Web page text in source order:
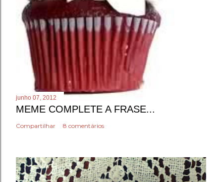
junho 07, 2012
MEME COMPLETE A FRASE...
Compartilhar 8 comentários